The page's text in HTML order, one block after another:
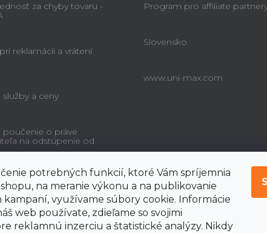
potrebných funkcií, ktoré Vám spríjemnia
na meranie výkonu a na publikovanie
využívame súbory cookie. Informácie
web používate, zdieľame so svojimi
reklamnú inzerciu a štatistické analýzy. Nikdy
za chyby tovaru -
reklamácii a vrátení
služby a ceny
poučenie o práve
na odstúpenie od
Program pro affiliate
Slovensko
www.uni-max.com